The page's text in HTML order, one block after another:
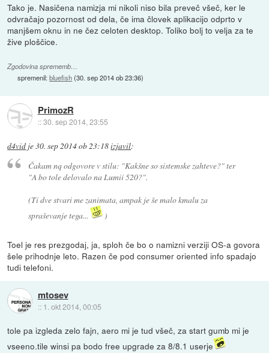
Tako je. Nasičena namizja mi nikoli niso bila preveč všeč, ker le
odvračajo pozornost od dela, če ima človek aplikacijo odprto v
manjšem oknu in ne čez celoten desktop. Toliko bolj to velja za te
žive ploščice.
Zgodovina sprememb…
spremenil:bluefish(30. sep 2014 ob 23:36)
PrimozR
::30. sep 2014, 23:55
d4vid je30. sep 2014 ob 23:18izjavil:
Čakam nq odgovore v stilu: "Kakšne so sistemske zahteve?" ter
"A bo tole delovalo na Lumii 520?".
(Ti dve stvari me zanimata, ampak je še malo kmalu za
spraševanje tega...
)
Toel je res prezgodaj, ja, sploh če bo o namizni verziji OS-a govora
šele prihodnje leto. Razen če pod consumer oriented info spadajo
tudi telefoni.
mtosev
:: 1. okt 2014, 00:05
tole pa izgleda zelo fajn, aero mi je tud všeč, za start gumb mi je
vseeno.tile winsi pa bodo free upgrade za 8/8.1 userje